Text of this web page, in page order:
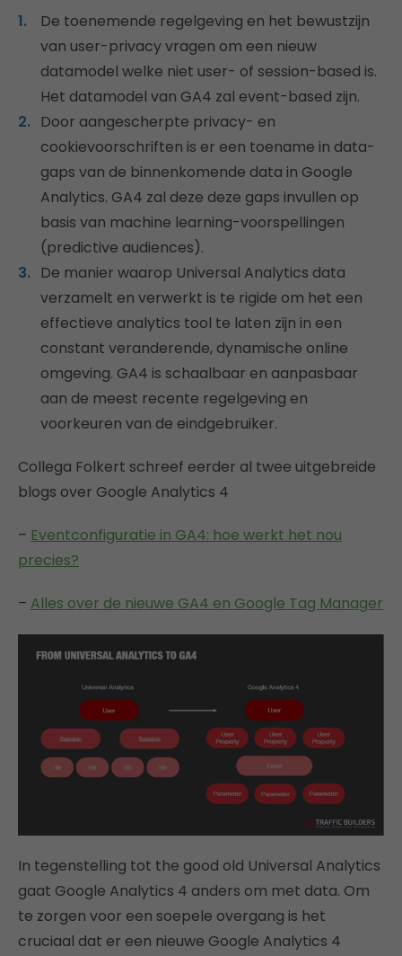
De toenemende regelgeving en het bewustzijn
van user-privacy vragen om een nieuw
datamodel welke niet user- of session-based is.
Het datamodel van GA4 zal event-based zijn.
Door aangescherpte privacy- en
cookievoorschriften is er een toename in data-
gaps van de binnenkomende data in Google
Analytics. GA4 zal deze deze gaps invullen op
basis van machine learning-voorspellingen
(predictive audiences).
De manier waarop Universal Analytics data
verzamelt en verwerkt is te rigide om het een
effectieve analytics tool te laten zijn in een
constant veranderende, dynamische online
omgeving. GA4 is schaalbaar en aanpasbaar
aan de meest recente regelgeving en
voorkeuren van de eindgebruiker.
Collega Folkert schreef eerder al twee uitgebreide
blogs over Google Analytics 4
– Eventconfiguratie in GA4: hoe werkt het nou
precies?
– Alles over de nieuwe GA4 en Google Tag Manager
In tegenstelling tot the good old Universal Analytics
gaat Google Analytics 4 anders om met data. Om
te zorgen voor een soepele overgang is het
cruciaal dat er een nieuwe Google Analytics 4